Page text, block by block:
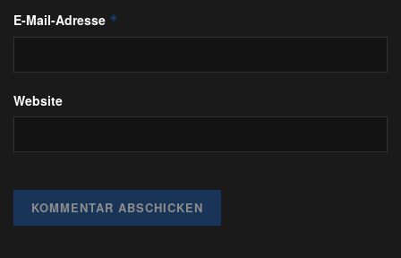
E-Mail-Adresse *
Website